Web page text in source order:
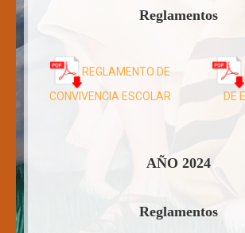
Reglamentos
REGLAMENTO DE
CONVIVENCIA ESCOLAR
DE
AÑO 2024
Reglamentos